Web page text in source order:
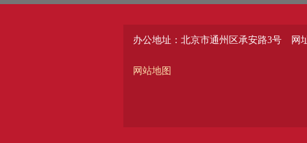
办公地址：北京市通州区承安路3号
网站地图
网